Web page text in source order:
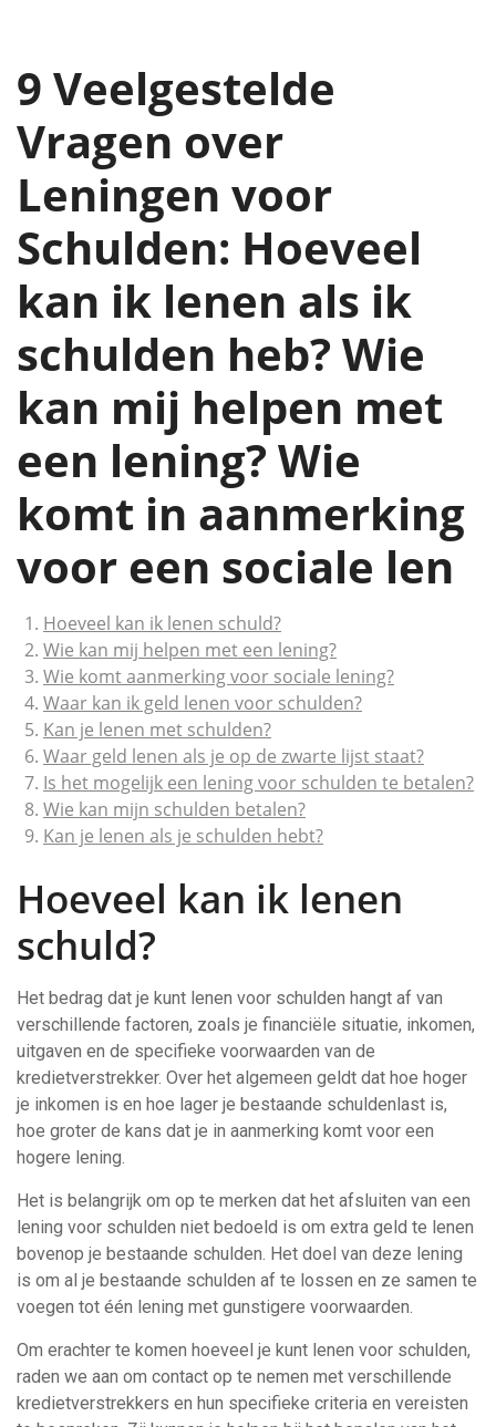
9 Veelgestelde
Vragen over
Leningen voor
Schulden: Hoeveel
kan ik lenen als ik
schulden heb? Wie
kan mij helpen met
een lening? Wie
komt in aanmerking
voor een sociale len
Hoeveel kan ik lenen schuld?
Wie kan mij helpen met een lening?
Wie komt aanmerking voor sociale lening?
Waar kan ik geld lenen voor schulden?
Kan je lenen met schulden?
Waar geld lenen als je op de zwarte lijst staat?
Is het mogelijk een lening voor schulden te betalen?
Wie kan mijn schulden betalen?
Kan je lenen als je schulden hebt?
Hoeveel kan ik lenen
schuld?
Het bedrag dat je kunt lenen voor schulden hangt af van
verschillende factoren, zoals je financiële situatie, inkomen,
uitgaven en de specifieke voorwaarden van de
kredietverstrekker. Over het algemeen geldt dat hoe hoger
je inkomen is en hoe lager je bestaande schuldenlast is,
hoe groter de kans dat je in aanmerking komt voor een
hogere lening.
Het is belangrijk om op te merken dat het afsluiten van een
lening voor schulden niet bedoeld is om extra geld te lenen
bovenop je bestaande schulden. Het doel van deze lening
is om al je bestaande schulden af te lossen en ze samen te
voegen tot één lening met gunstigere voorwaarden.
Om erachter te komen hoeveel je kunt lenen voor schulden,
raden we aan om contact op te nemen met verschillende
kredietverstrekkers en hun specifieke criteria en vereisten